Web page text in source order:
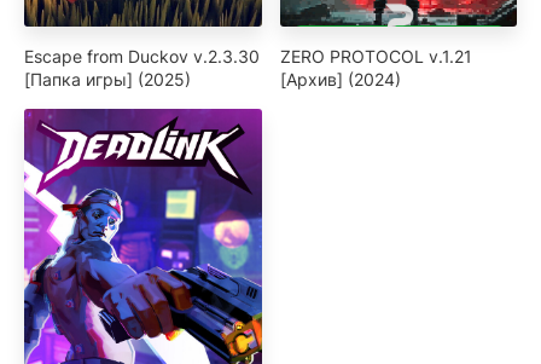
Escape from Duckov v.2.3.30
[Папка игры] (2025)
ZERO PROTOCOL v.1.21
[Архив] (2024)